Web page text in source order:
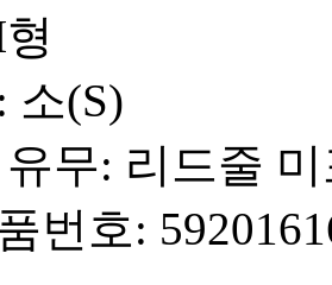
소(S)
무: 리드줄
번호: